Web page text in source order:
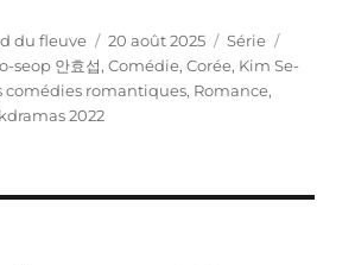
du fleuve
Publié
le
20 août 2025 Catégories
Série
seop 안효섭,Comédie,Corée, Kim Se-
comédies romantiques, Romance,
2022